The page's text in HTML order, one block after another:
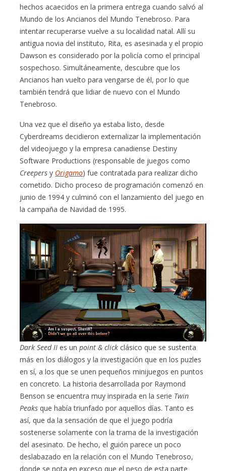
hechos acaecidos en la primera entrega cuando salvó al
Mundo de los Ancianos del Mundo Tenebroso. Para
intentar recuperarse vuelve a su localidad natal. Allí su
antigua novia del instituto, Rita, es asesinada y el propio
Dawson es considerado por la policía como el principal
sospechoso. Simultáneamente, descubre que los
Ancianos han vuelto para vengarse de él, por lo que
también tendrá que lidiar de nuevo con el Mundo
Tenebroso.
Una vez que el diseño ya estaba listo, desde
Cyberdreams decidieron externalizar la implementación
del videojuego y la empresa canadiense Destiny
Software Productions (responsable de juegos como
Creepers y Origamo) fue contratada para realizar dicho
cometido. Dicho proceso de programación comenzó en
junio de 1994 y culminó con el lanzamiento del juego en
la campaña de Navidad de 1995.
Dark Seed II es unpoint & click clásico que se sustenta
más en los diálogos y la investigación que en los puzles
en sí, a los que se unen pequeños minijuegos en puntos
en concreto. La historia desarrollada por Raymond
Benson se encuentra muy inspirada en la serie Twin
Peaks que había triunfado por aquellos días. Tanto es
así, que da la sensación de que el juego podría
sostenerse solamente con la trama de la investigación
del asesinato. De hecho, el guión parece un poco
deslabazado en la relación con el Mundo Tenebroso,
donde se nota en exceso que el peso de esta parte